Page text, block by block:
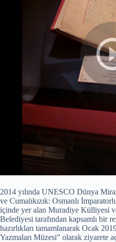
2014 yılında UNESCO Dünya
ve Cumalıkızık: Osmanlı
içinde yer alan Muradiye Külliyesi
Belediyesi tarafından kapsamlı bir
hazırlıkları tamamlanarak Ocak
Yazmaları Müzesi” olarak ziyarete